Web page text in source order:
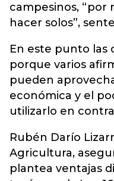
campesinos,
hacer solos”,
En este punto las
porque varios
pueden
económica y el
utilizarlo en
Rubén Darío
Agricultura,
plantea ventajas